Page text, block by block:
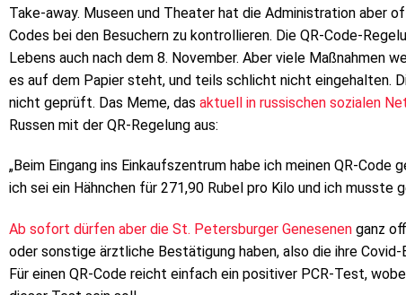
Take-away. Museen und Theater hat die Administration aber
Codes bei den Besuchern zu kontrollieren. Die QR-Code-
Lebens auch nach dem 8. November. Aber viele Maßnahmen
es auf dem Papier steht, und teils schlicht nicht eingehalten.
nicht geprüft. Das Meme, das aktuell in russischen sozialen
Russen mit der QR-Regelung aus:
„Beim Eingang ins Einkaufszentrum habe ich meinen QR-
ich sei ein Hähnchen für 271,90 Rubel pro Kilo und ich musste
Ab sofort dürfen aber die St. Petersburger Genesenen ganz
oder sonstige ärztliche Bestätigung haben, also die ihre
Für einen QR-Code reicht einfach ein positiver PCR-Test,